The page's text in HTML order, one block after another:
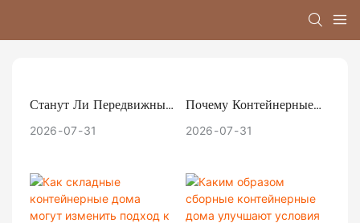
Станут Ли Передвижные
Сборные Магазины
Новые Деловые Районы?
2026 07 31
Почему Контейнерные
Общежития Являются
В Проектах Временного
Строительства?
2026 07 31